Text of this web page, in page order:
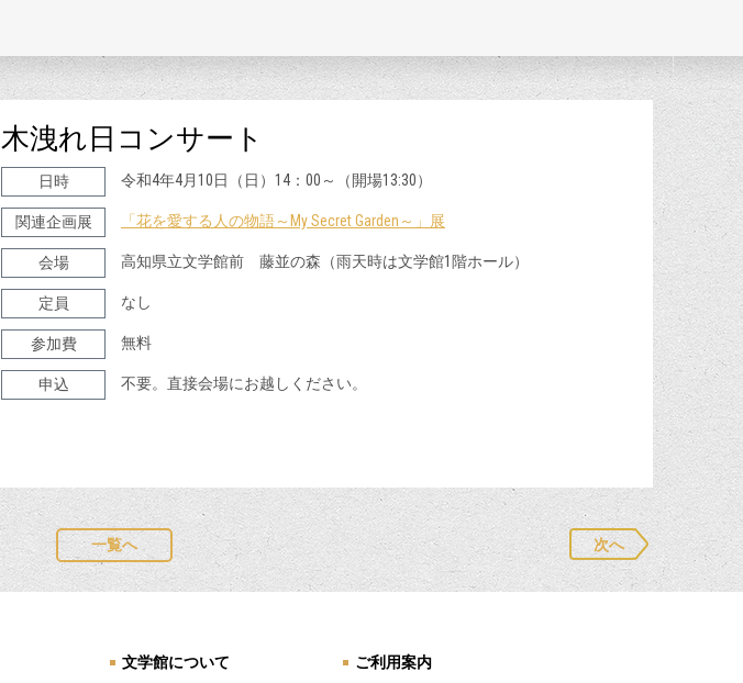
木洩れ日コンサート
日時 令和4年4月10日（日）14：00～（開場13:30）
関連企画展 「花を愛する人の物語～My Secret Garden～」展
会場 高知県立文学館前 藤並の森（雨天時は文学館1階ホール）
定員 なし
参加費 無料
申込 不要。直接会場にお越しください。
一覧へ 次へ
文学館について ご利用案内